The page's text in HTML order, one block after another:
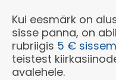
Kui eesmärk on
sisse panna, on
rubriigis 5 €
teistest
avalehele.